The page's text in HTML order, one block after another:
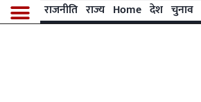
राजनीति राज्य Home देश चुनाव